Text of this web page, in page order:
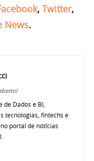
, Twitter,
News.
de Dados e BI,
tecnologias, fintechs e
portal de notícias